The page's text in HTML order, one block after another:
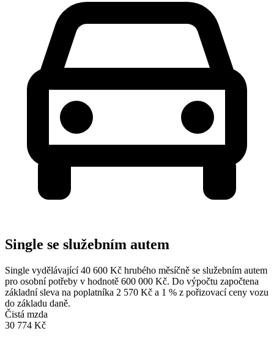
Single se služebním autem
Single vydělávající 40 600 Kč hrubého měsíčně se služebním autem
pro osobní potřeby v hodnotě 600 000 Kč. Do výpočtu započtena
základní sleva na poplatníka 2 570 Kč a 1 % z pořizovací ceny vozu
do základu daně.
Čistá mzda
30 774 Kč